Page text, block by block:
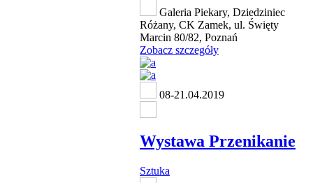
Galeria Piekary, Dziedziniec
Różany, CK Zamek, ul. Święty
Marcin 80/82, Poznań
Zobacz szczegóły
08-21.04.2019
Wystawa Przenikanie
Sztuka